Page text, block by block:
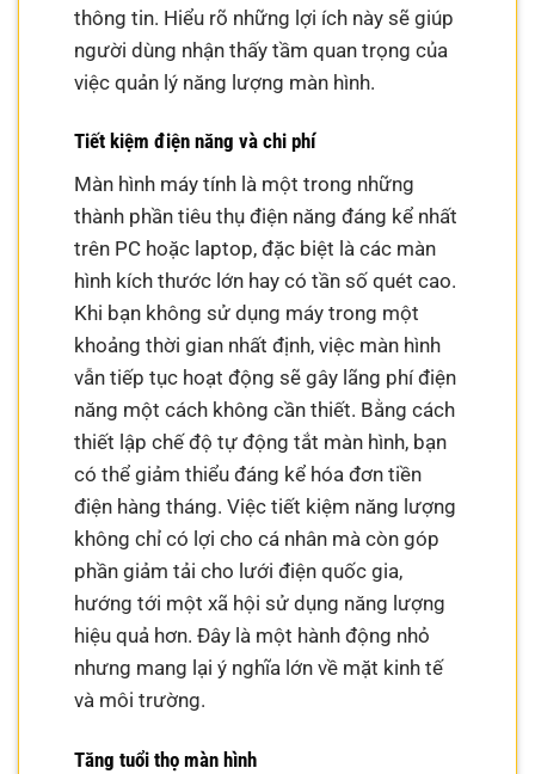
thông tin. Hiểu rõ những lợi ích này sẽ giúp
người dùng nhận thấy tầm quan trọng của
việc quản lý năng lượng màn hình.
Tiết kiệm điện năng và chi phí
Màn hình máy tính là một trong những
thành phần tiêu thụ điện năng đáng kể nhất
trên PC hoặc laptop, đặc biệt là các màn
hình kích thước lớn hay có tần số quét cao.
Khi bạn không sử dụng máy trong một
khoảng thời gian nhất định, việc màn hình
vẫn tiếp tục hoạt động sẽ gây lãng phí điện
năng một cách không cần thiết. Bằng cách
thiết lập chế độ tự động tắt màn hình, bạn
có thể giảm thiểu đáng kể hóa đơn tiền
điện hàng tháng. Việc tiết kiệm năng lượng
không chỉ có lợi cho cá nhân mà còn góp
phần giảm tải cho lưới điện quốc gia,
hướng tới một xã hội sử dụng năng lượng
hiệu quả hơn. Đây là một hành động nhỏ
nhưng mang lại ý nghĩa lớn về mặt kinh tế
và môi trường.
Tăng tuổi thọ màn hình